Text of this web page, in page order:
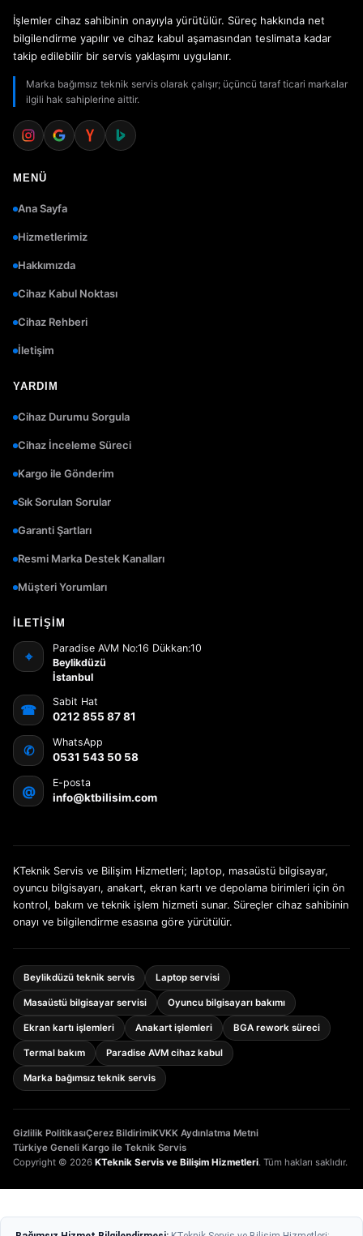
İşlemler cihaz sahibinin onayıyla yürütülür. Süreç hakkında net
bilgilendirme yapılır ve cihaz kabul aşamasından teslimata kadar
takip edilebilir bir servis yaklaşımı uygulanır.
Marka bağımsız teknik servis olarak çalışır; üçüncü taraf ticari markalar
ilgili hak sahiplerine aittir.
MENÜ
Ana Sayfa
Hizmetlerimiz
Hakkımızda
Cihaz Kabul Noktası
Cihaz Rehberi
İletişim
YARDIM
Cihaz Durumu Sorgula
Cihaz İnceleme Süreci
Kargo ile Gönderim
Sık Sorulan Sorular
Garanti Şartları
Resmi Marka Destek Kanalları
Müşteri Yorumları
İLETIŞIM
⌖
Paradise AVM No:16 Dükkan:10
Beylikdüzü
İstanbul
☎
Sabit Hat
0212 855 87 81
✆
WhatsApp
0531 543 50 58
@
E-posta
info@ktbilisim.com
KTeknik Servis ve Bilişim Hizmetleri; laptop, masaüstü bilgisayar,
oyuncu bilgisayarı, anakart, ekran kartı ve depolama birimleri için ön
kontrol, bakım ve teknik işlem hizmeti sunar. Süreçler cihaz sahibinin
onayı ve bilgilendirme esasına göre yürütülür.
Beylikdüzü teknik servis Laptop servisi
Masaüstü bilgisayar servisi Oyuncu bilgisayarı bakımı
Ekran kartı işlemleri Anakart işlemleri BGA rework süreci
Termal bakım Paradise AVM cihaz kabul
Marka bağımsız teknik servis
Copyright © 2026 KTeknik Servis ve Bilişim Hizmetleri. Tüm hakları saklıdır.
Gizlilik PolitikasıÇerez BildirimiKVKK Aydınlatma Metni
Türkiye Geneli Kargo ile Teknik Servis